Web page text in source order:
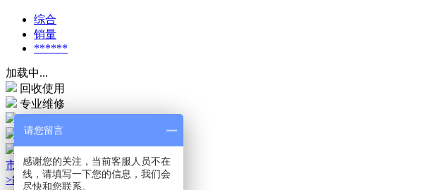
综合
销量
******
加载中...
回收使用
专业维修
服务中心
售后服务
市场运用
>能源储存市场
请您留言
感谢您的关注，当前客服人员不在
线，请填写一下您的信息，我们会
尽快和您联系。